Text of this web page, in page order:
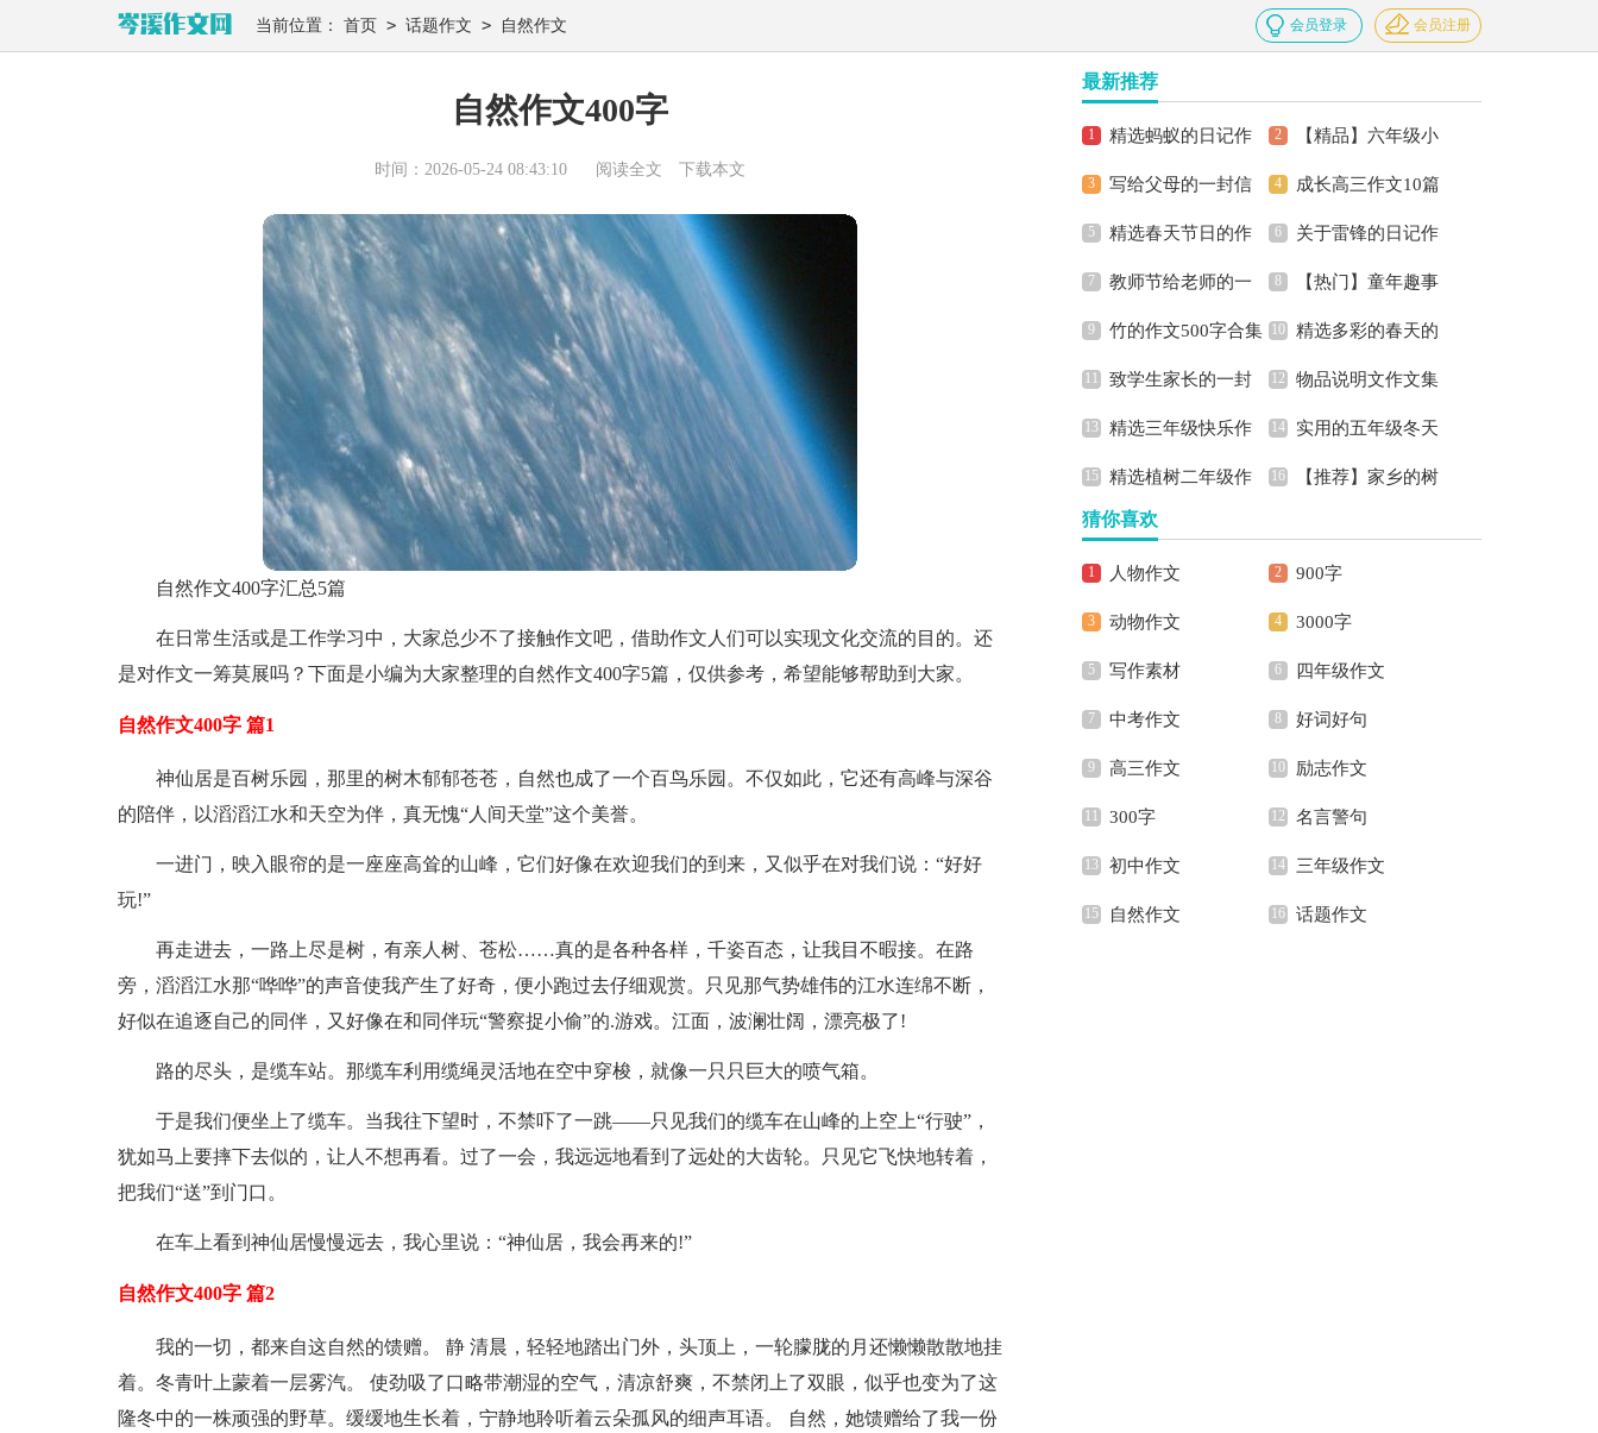
当前位置： 首页 > 话题作文 > 自然作文 会员登录 会员注册
自然作文400字
时间：2026-05-24 08:43:10 阅读全文 下载本文
自然作文400字汇总5篇
在日常生活或是工作学习中，大家总少不了接触作文吧，借助作文人们可以实现文化交流的目的。还
是对作文一筹莫展吗？下面是小编为大家整理的自然作文400字5篇，仅供参考，希望能够帮助到大家。
自然作文400字 篇1
神仙居是百树乐园，那里的树木郁郁苍苍，自然也成了一个百鸟乐园。不仅如此，它还有高峰与深谷
的陪伴，以滔滔江水和天空为伴，真无愧“人间天堂”这个美誉。
一进门，映入眼帘的是一座座高耸的山峰，它们好像在欢迎我们的到来，又似乎在对我们说：“好好
玩!”
再走进去，一路上尽是树，有亲人树、苍松……真的是各种各样，千姿百态，让我目不暇接。在路
旁，滔滔江水那“哗哗”的声音使我产生了好奇，便小跑过去仔细观赏。只见那气势雄伟的江水连绵不断，
好似在追逐自己的同伴，又好像在和同伴玩“警察捉小偷”的.游戏。江面，波澜壮阔，漂亮极了!
路的尽头，是缆车站。那缆车利用缆绳灵活地在空中穿梭，就像一只只巨大的喷气箱。
于是我们便坐上了缆车。当我往下望时，不禁吓了一跳——只见我们的缆车在山峰的上空上“行驶”，
犹如马上要摔下去似的，让人不想再看。过了一会，我远远地看到了远处的大齿轮。只见它飞快地转着，
把我们“送”到门口。
在车上看到神仙居慢慢远去，我心里说：“神仙居，我会再来的!”
自然作文400字 篇2
我的一切，都来自这自然的馈赠。 静 清晨，轻轻地踏出门外，头顶上，一轮朦胧的月还懒懒散散地挂
着。冬青叶上蒙着一层雾汽。 使劲吸了口略带潮湿的空气，清凉舒爽，不禁闭上了双眼，似乎也变为了这
隆冬中的一株顽强的野草。缓缓地生长着，宁静地聆听着云朵孤风的细声耳语。 自然，她馈赠给了我一份
最新推荐
精选蚂蚁的日记作
文合集9篇
【精品】六年级小
学生作文300字三篇
写给父母的一封信 成长高三作文10篇
精选春天节日的作
文三篇
关于雷锋的日记作
文合集五篇
教师节给老师的一
封信
【热门】童年趣事
记叙文
竹的作文500字合集
六篇
精选多彩的春天的
作文500字3篇
致学生家长的一封
信
物品说明文作文集
锦6篇
精选三年级快乐作
文6篇
实用的五年级冬天
作文300字锦集十篇
精选植树二年级作
文300字汇编五篇
【推荐】家乡的树
猜你喜欢
人物作文 900字
动物作文 3000字
写作素材 四年级作文
中考作文 好词好句
高三作文 励志作文
300字 名言警句
初中作文 三年级作文
自然作文 话题作文